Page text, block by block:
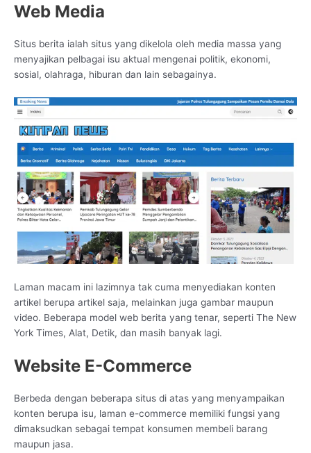
Web Media
Situs berita ialah situs yang dikelola oleh media massa yang
menyajikan pelbagai isu aktual mengenai politik, ekonomi,
sosial, olahraga, hiburan dan lain sebagainya.
Laman macam ini lazimnya tak cuma menyediakan konten
artikel berupa artikel saja, melainkan juga gambar maupun
video. Beberapa model web berita yang tenar, seperti The New
York Times, Alat, Detik, dan masih banyak lagi.
Website E-Commerce
Berbeda dengan beberapa situs di atas yang menyampaikan
konten berupa isu, laman e-commerce memiliki fungsi yang
dimaksudkan sebagai tempat konsumen membeli barang
maupun jasa.